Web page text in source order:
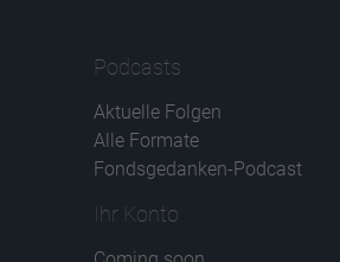
Podcasts
Aktuelle Folgen
Alle Formate
Fondsgedanken-Podcast
Ihr Konto